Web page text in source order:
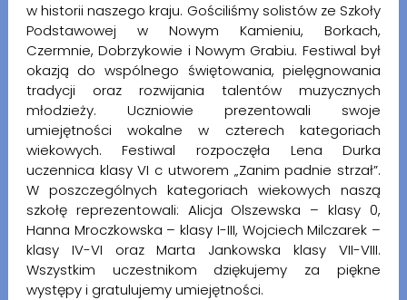
w historii naszego kraju. Gościliśmy solistów ze Szkoły
Podstawowej w Nowym Kamieniu, Borkach,
Czermnie, Dobrzykowie i Nowym Grabiu. Festiwal był
okazją do wspólnego świętowania, pielęgnowania
tradycji oraz rozwijania talentów muzycznych
młodzieży. Uczniowie prezentowali swoje
umiejętności wokalne w czterech kategoriach
wiekowych. Festiwal rozpoczęła Lena Durka
uczennica klasy VI c utworem „Zanim padnie strzał”.
W poszczególnych kategoriach wiekowych naszą
szkołę reprezentowali: Alicja Olszewska – klasy 0,
Hanna Mroczkowska – klasy I-III, Wojciech Milczarek –
klasy IV-VI oraz Marta Jankowska klasy VII-VIII.
Wszystkim uczestnikom dziękujemy za piękne
występy i gratulujemy umiejętności.